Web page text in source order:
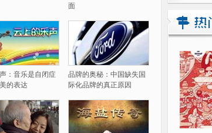
面
：音乐是自闭症
的表达
品牌的奥秘：中国缺失国
际化品牌的真正原因